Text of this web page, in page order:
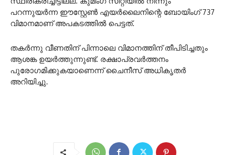
പറന്നുയര്‍ന്ന ഈസ്റ്റേണ്‍ എയര്‍ലൈനിന്റെ ബോയിംഗ് 737
വിമാനമാണ് അപകടത്തില്‍ പെട്ടത്.
തകര്‍ന്നു വീണതിന് പിന്നാലെ വിമാനത്തിന് തീപിടിച്ചതും
ആശങ്ക ഉയര്‍ത്തുന്നുണ്ട്. രക്ഷാപ്രവര്‍ത്തനം
പുരോഗമിക്കുകയാണെന്ന് ചൈനീസ് അധികൃതര്‍
അറിയിച്ചു.